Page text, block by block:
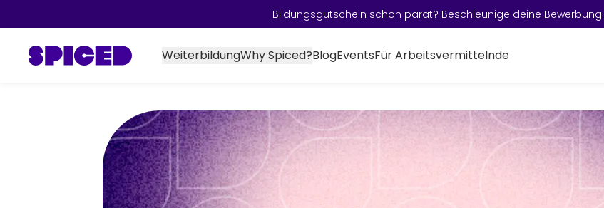
Bildungsgutschein schon parat? Beschleunige deine Bewerbung:
WeiterbildungWhy Spiced?BlogEventsFür Arbeitsvermittelnde